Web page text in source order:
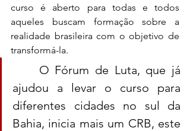
curso é aberto para todas e todos
aqueles buscam formação sobre a
realidade brasileira com o objetivo de
transformá-la.
ajudou a levar o curso para
diferentes cidades no sul da
Bahia, inicia mais um CRB, este